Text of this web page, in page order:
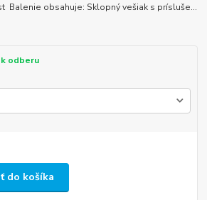
obsahuje: Sklopný vešiak s prísluše...
k odberu
do košíka